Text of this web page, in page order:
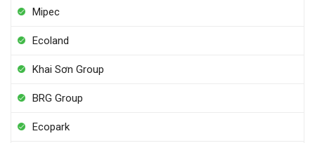
Mipec
Ecoland
Khai Sơn Group
BRG Group
Ecopark